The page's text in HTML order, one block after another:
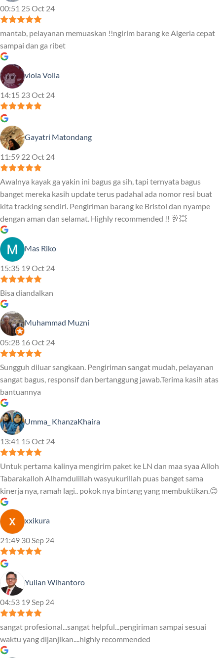
00:51 25 Oct 24
mantab, pelayanan memuaskan !!ngirim barang ke Algeria cepat
sampai dan ga ribet
viola Voila
14:15 23 Oct 24
Gayatri Matondang
11:59 22 Oct 24
Awalnya kayak ga yakin ini bagus ga sih, tapi ternyata bagus
banget mereka kasih update terus padahal ada nomor resi buat
kita tracking sendiri. Pengiriman barang ke Bristol dan nyampe
dengan aman dan selamat. Highly recommended !! 🥂💥
Mas Riko
15:35 19 Oct 24
Bisa diandalkan
Muhammad Muzni
05:28 16 Oct 24
Sungguh diluar sangkaan. Pengiriman sangat mudah, pelayanan
sangat bagus, responsif dan bertanggung jawab.Terima kasih atas
bantuannya
Umma_ KhanzaKhaira
13:41 15 Oct 24
Untuk pertama kalinya mengirim paket ke LN dan maa syaa Alloh
Tabarakalloh Alhamdulillah wasyukurillah puas banget sama
kinerja nya, ramah lagi.. pokok nya bintang yang membuktikan.😊
xxikura
21:49 30 Sep 24
Yulian Wihantoro
04:53 19 Sep 24
sangat profesional...sangat helpful...pengiriman sampai sesuai
waktu yang dijanjikan....highly recommended